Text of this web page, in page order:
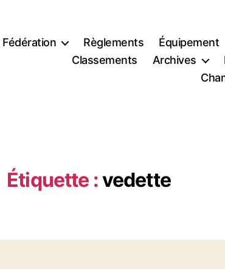
Fédération Règlements Équipement
Classements
Archives
Étiquette :vedette